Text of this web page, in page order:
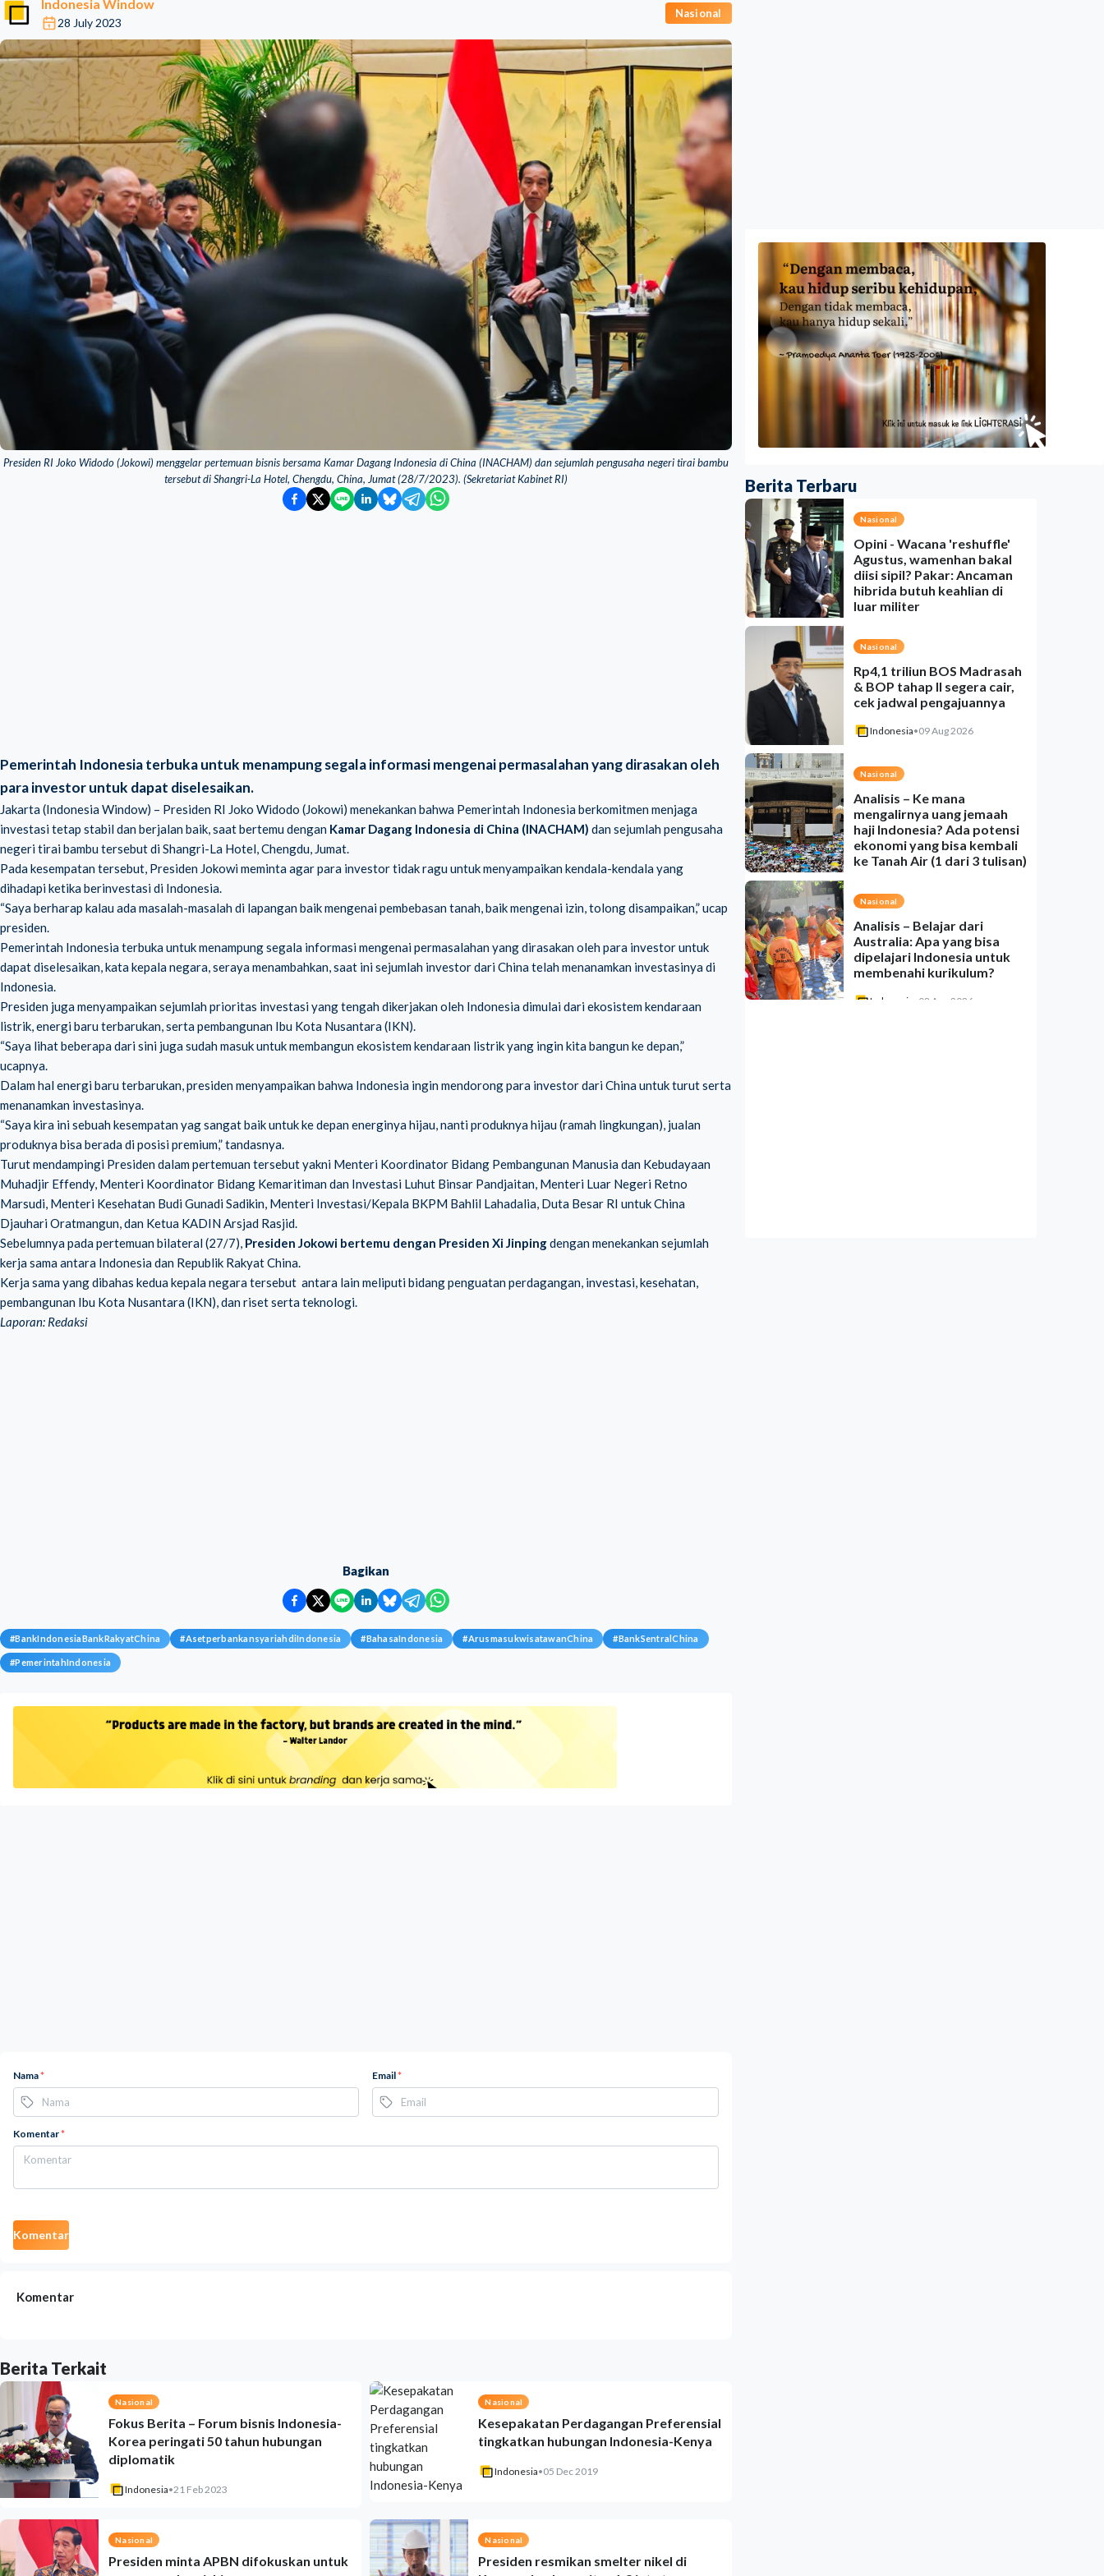
Indonesia Window
28 July 2023
Nasional
Presiden RI Joko Widodo (Jokowi) menggelar pertemuan bisnis bersama Kamar Dagang Indonesia di China (INACHAM) dan sejumlah pengusaha negeri tirai bambu
tersebut di Shangri-La Hotel, Chengdu, China, Jumat (28/7/2023). (Sekretariat Kabinet RI)
Pemerintah Indonesia terbuka untuk menampung segala informasi mengenai permasalahan yang dirasakan oleh
para investor untuk dapat diselesaikan.
Jakarta (Indonesia Window) – Presiden RI Joko Widodo (Jokowi) menekankan bahwa Pemerintah Indonesia berkomitmen menjaga
investasi tetap stabil dan berjalan baik, saat bertemu dengan Kamar Dagang Indonesia di China (INACHAM) dan sejumlah pengusaha
negeri tirai bambu tersebut di Shangri-La Hotel, Chengdu, Jumat.
Pada kesempatan tersebut, Presiden Jokowi meminta agar para investor tidak ragu untuk menyampaikan kendala-kendala yang
dihadapi ketika berinvestasi di Indonesia.
“Saya berharap kalau ada masalah-masalah di lapangan baik mengenai pembebasan tanah, baik mengenai izin, tolong disampaikan,” ucap
presiden.
Pemerintah Indonesia terbuka untuk menampung segala informasi mengenai permasalahan yang dirasakan oleh para investor untuk
dapat diselesaikan, kata kepala negara, seraya menambahkan, saat ini sejumlah investor dari China telah menanamkan investasinya di
Indonesia.
Presiden juga menyampaikan sejumlah prioritas investasi yang tengah dikerjakan oleh Indonesia dimulai dari ekosistem kendaraan
listrik, energi baru terbarukan, serta pembangunan Ibu Kota Nusantara (IKN).
“Saya lihat beberapa dari sini juga sudah masuk untuk membangun ekosistem kendaraan listrik yang ingin kita bangun ke depan,”
ucapnya.
Dalam hal energi baru terbarukan, presiden menyampaikan bahwa Indonesia ingin mendorong para investor dari China untuk turut serta
menanamkan investasinya.
“Saya kira ini sebuah kesempatan yag sangat baik untuk ke depan energinya hijau, nanti produknya hijau (ramah lingkungan), jualan
produknya bisa berada di posisi premium,” tandasnya.
Turut mendampingi Presiden dalam pertemuan tersebut yakni Menteri Koordinator Bidang Pembangunan Manusia dan Kebudayaan
Muhadjir Effendy, Menteri Koordinator Bidang Kemaritiman dan Investasi Luhut Binsar Pandjaitan, Menteri Luar Negeri Retno
Marsudi, Menteri Kesehatan Budi Gunadi Sadikin, Menteri Investasi/Kepala BKPM Bahlil Lahadalia, Duta Besar RI untuk China
Djauhari Oratmangun, dan Ketua KADIN Arsjad Rasjid.
Sebelumnya pada pertemuan bilateral (27/7), Presiden Jokowi bertemu dengan Presiden Xi Jinpingdengan menekankan sejumlah
kerja sama antara Indonesia dan Republik Rakyat China.
Kerja sama yang dibahas kedua kepala negara tersebut antara lain meliputi bidang penguatan perdagangan, investasi, kesehatan,
pembangunan Ibu Kota Nusantara (IKN), dan riset serta teknologi.
Laporan: Redaksi
Bagikan
#BankIndonesiaBankRakyatChina #AsetperbankansyariahdiIndonesia #BahasaIndonesia #ArusmasukwisatawanChina #BankSentralChina
#PemerintahIndonesia
Nama* Email*
Komentar*
Komentar
Komentar
Berita Terkait
Nasional
Fokus Berita – Forum bisnis Indonesia-
Korea peringati 50 tahun hubungan
diplomatik
Indonesia•21 Feb 2023
Nasional
Kesepakatan Perdagangan Preferensial
tingkatkan hubungan Indonesia-Kenya
Indonesia•05 Dec 2019
Nasional
Presiden minta APBN difokuskan untuk
Nasional
Presiden resmikan smelter nikel di
Berita Terbaru
Nasional
Opini - Wacana 'reshuffle'
Agustus, wamenhan bakal
diisi sipil? Pakar: Ancaman
hibrida butuh keahlian di
luar militer
Nasional
Rp4,1 triliun BOS Madrasah
& BOP tahap II segera cair,
cek jadwal pengajuannya
Indonesia•09 Aug 2026
Nasional
Analisis – Ke mana
mengalirnya uang jemaah
haji Indonesia? Ada potensi
ekonomi yang bisa kembali
ke Tanah Air (1 dari 3 tulisan)
Nasional
Analisis – Belajar dari
Australia: Apa yang bisa
dipelajari Indonesia untuk
membenahi kurikulum?
Indonesia 08 Aug 2026